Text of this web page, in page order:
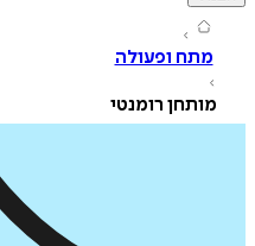
ופעולה
רומנטי